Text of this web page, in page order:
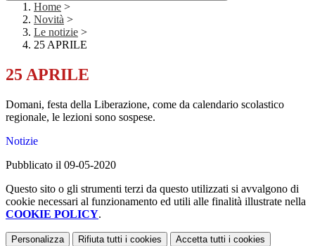
Home >
Novità >
Le notizie >
25 APRILE
25 APRILE
Domani, festa della Liberazione, come da calendario scolastico
regionale, le lezioni sono sospese.
Notizie
Pubblicato il 09-05-2020
Questo sito o gli strumenti terzi da questo utilizzati si avvalgono di
cookie necessari al funzionamento ed utili alle finalità illustrate nella
COOKIE POLICY.
Personalizza Rifiuta tutti i cookies Accetta tutti i cookies